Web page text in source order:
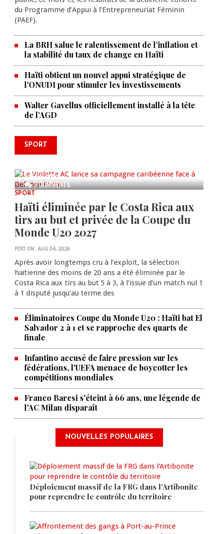
du Programme d’Appui à l’Entrepreneuriat Féminin
(PAEF).
La BRH salue le ralentissement de l’inflation et
la stabilité du taux de change en Haïti
Haïti obtient un nouvel appui stratégique de
l'ONUDI pour stimuler les investissements
Walter Gavellus officiellement installé à la tête
de l’AGD
SPORT
0 COMMENTS
Le Violette AC lance sa campagne
AUG 04, 2026
SPORT
Haïti éliminée par le Costa Rica aux
tirs au but et privée de la Coupe du
Monde U20 2027
POST ON AUG 04, 2026
Après avoir longtemps cru à l’exploit, la sélection
haïtienne des moins de 20 ans a été éliminée par le
Costa Rica aux tirs au but 5 à 3, à l’issue d’un match nul 1
à 1 disputé jusqu’au terme des
Éliminatoires Coupe du Monde U20 : Haïti bat El
Salvador 2 à 1 et se rapproche des quarts de
finale
Infantino accusé de faire pression sur les
fédérations, l'UEFA menace de boycotter les
compétitions mondiales
Franco Baresi s'éteint à 66 ans, une légende de
l'AC Milan disparaît
NOUVELLES POPULAIRES
Déploiement massif de la FRG dans l'Artibonite
pour reprendre le contrôle du territoire